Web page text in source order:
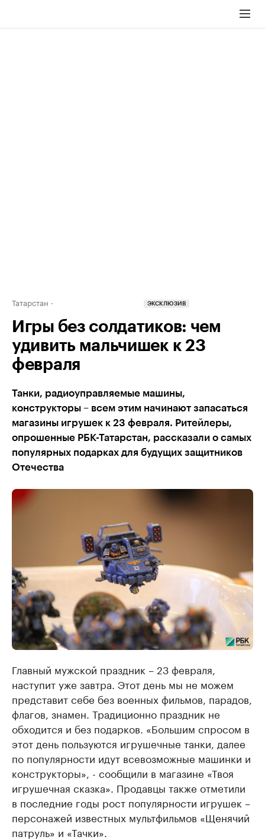
Татарстан ЭКСКЛЮЗИВ
Игры без солдатиков: чем
удивить мальчишек к 23
февраля
Танки, радиоуправляемые машины,
конструкторы – всем этим начинают запасаться
магазины игрушек к 23 февраля. Ритейлеры,
опрошенные РБК-Татарстан, рассказали о самых
популярных подарках для будущих защитников
Отечества
Главный мужской праздник – 23 февраля,
наступит уже завтра. Этот день мы не можем
представит себе без военных фильмов, парадов,
флагов, знамен. Традиционно праздник не
обходится и без подарков. «Большим спросом в
этот день пользуются игрушечные танки, далее
по популярности идут всевозможные машинки и
конструкторы», - сообщили в магазине «Твоя
игрушечная сказка». Продавцы также отметили
в последние годы рост популярности игрушек –
персонажей известных мультфильмов «Щенячий
патруль» и «Тачки».